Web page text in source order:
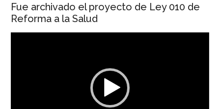
Fue archivado el proyecto de Ley 010 de
Reforma a la Salud